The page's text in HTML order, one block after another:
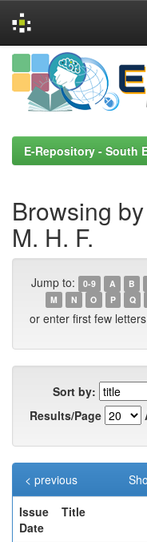
Skip
navigation
E-Repository - South
Browsing
M. H. F.
Jump to: 0-9 A B
M
N O P Q
or enter first few
Sort by:
Results/Page
< previous
Issue
Date
Title